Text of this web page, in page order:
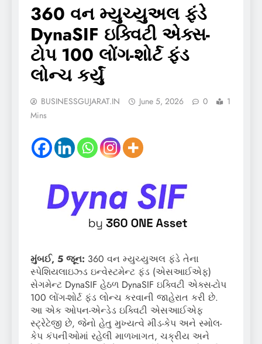
360 વન મ્યુચ્યુઅલ ફંડે
DynaSIF ઇક્વિટી એક્સ-
ટોપ 100 લોંગ-શોર્ટ ફંડ
લોન્ચ કર્યું
BUSINESSGUJARAT.IN June 5, 2026 0
1
Mins
મુંબઈ, 5 જૂન: 360 વન મ્યુચ્યુઅલ ફંડે તેના
સ્પેશિયલાઇઝ્ડ ઇન્વેસ્ટમેન્ટ ફંડ (એસઆઈએફ)
સેગમેન્ટ DynaSIF હેઠળ DynaSIF ઇક્વિટી એક્સ-ટોપ
100 લોંગ-શોર્ટ ફંડ લોન્ચ કરવાની જાહેરાત કરી છે.
આ એક ઓપન-એન્ડેડ ઇક્વિટી એસઆઈએફ
સ્ટ્રેટેજી છે, જેનો હેતુ મુખ્યત્વે મીડ-કેપ અને સ્મોલ-
કેપ કંપનીઓમાં રહેલી માળખાગત, ચક્રીય અને